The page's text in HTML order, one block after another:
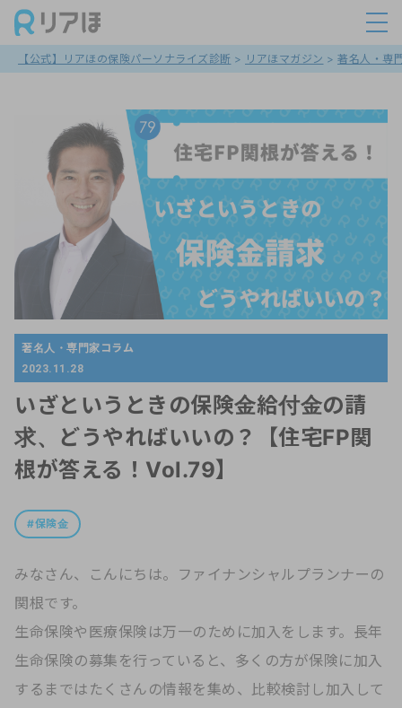
【公式】リアほの保険パーソナライズ診断 > リアほマガジン > 著名人・専
著名人・専門家コラム
2023.11.28
いざというときの保険金給付金の請
求、どうやればいいの？【住宅FP関
根が答える！Vol.79】
保険金
みなさん、こんにちは。ファイナンシャルプランナーの
関根です。
生命保険や医療保険は万一のために加入をします。長年
生命保険の募集を行っていると、多くの方が保険に加入
するまではたくさんの情報を集め、比較検討し加入して